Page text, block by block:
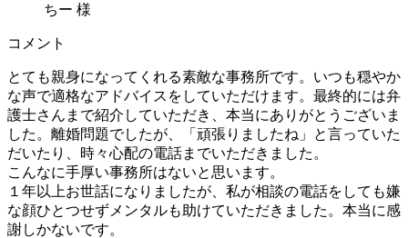
ちー 様
コメント
とても親身になってくれる素敵な事務所です。いつも穏やか
な声で適格なアドバイスをしていただけます。最終的には弁
護士さんまで紹介していただき、本当にありがとうございま
した。離婚問題でしたが、「頑張りましたね」と言っていた
だいたり、時々心配の電話までいただきました。
こんなに手厚い事務所はないと思います。
１年以上お世話になりましたが、私が相談の電話をしても嫌
な顔ひとつせずメンタルも助けていただきました。本当に感
謝しかないです。